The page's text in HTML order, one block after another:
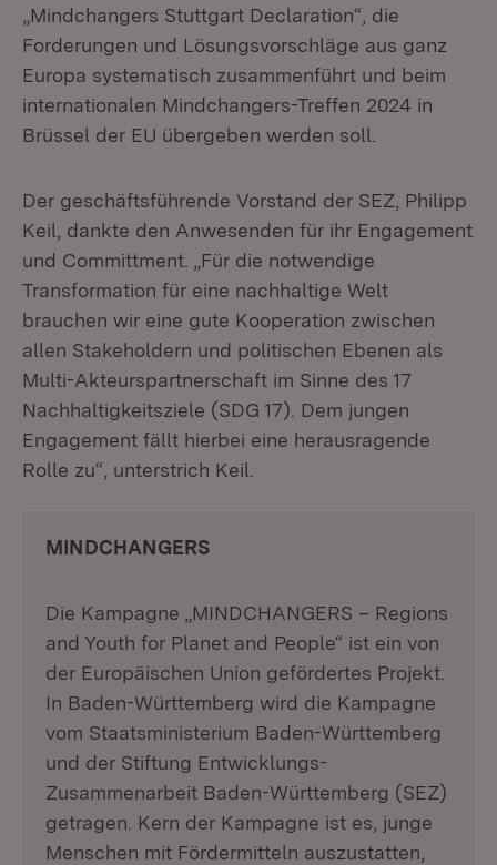
„Mindchangers Stuttgart Declaration“, die
Forderungen und Lösungsvorschläge aus ganz
Europa systematisch zusammenführt und beim
internationalen Mindchangers-Treffen 2024 in
Brüssel der EU übergeben werden soll.
Der geschäftsführende Vorstand der SEZ, Philipp
Keil, dankte den Anwesenden für ihr Engagement
und Committment. „Für die notwendige
Transformation für eine nachhaltige Welt
brauchen wir eine gute Kooperation zwischen
allen Stakeholdern und politischen Ebenen als
Multi-Akteurspartnerschaft im Sinne des 17
Nachhaltigkeitsziele (SDG 17). Dem jungen
Engagement fällt hierbei eine herausragende
Rolle zu“, unterstrich Keil.
MINDCHANGERS
Die Kampagne „MINDCHANGERS – Regions
and Youth for Planet and People“ ist ein von
der Europäischen Union gefördertes Projekt.
In Baden-Württemberg wird die Kampagne
vom Staatsministerium Baden-Württemberg
und der Stiftung Entwicklungs-
Zusammenarbeit Baden-Württemberg (SEZ)
getragen. Kern der Kampagne ist es, junge
Menschen mit Fördermitteln auszustatten,